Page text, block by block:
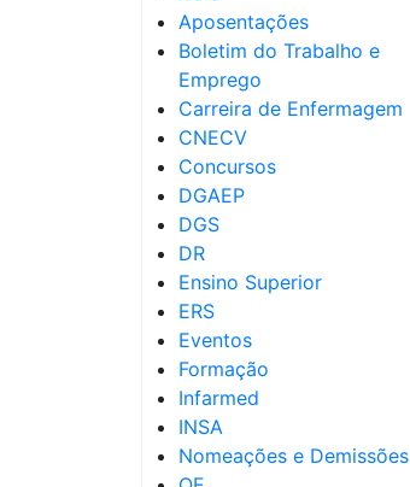
Aposentações
Boletim do Trabalho e
Emprego
Carreira de Enfermagem
CNECV
Concursos
DGAEP
DGS
DR
Ensino Superior
ERS
Eventos
Formação
Infarmed
INSA
Nomeações e Demissões